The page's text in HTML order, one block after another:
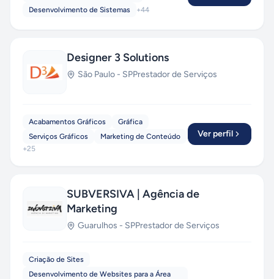
Desenvolvimento de Sistemas +44
Designer 3 Solutions
São Paulo - SPPrestador de Serviços
Acabamentos Gráficos
Gráfica
Serviços Gráficos
Marketing de Conteúdo
+25
Ver perfil
SUBVERSIVA | Agência de
Marketing
Guarulhos - SPPrestador de Serviços
Criação de Sites
Desenvolvimento de Websites para a Área